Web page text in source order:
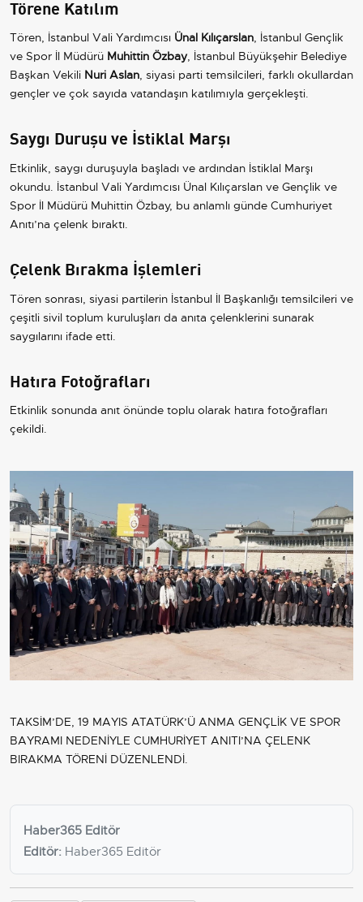
Törene Katılım
Tören, İstanbul Vali Yardımcısı Ünal Kılıçarslan, İstanbul Gençlik
ve Spor İl Müdürü Muhittin Özbay, İstanbul Büyükşehir Belediye
Başkan Vekili Nuri Aslan, siyasi parti temsilcileri, farklı okullardan
gençler ve çok sayıda vatandaşın katılımıyla gerçekleşti.
Saygı Duruşu ve İstiklal Marşı
Etkinlik, saygı duruşuyla başladı ve ardından İstiklal Marşı
okundu. İstanbul Vali Yardımcısı Ünal Kılıçarslan ve Gençlik ve
Spor İl Müdürü Muhittin Özbay, bu anlamlı günde Cumhuriyet
Anıtı’na çelenk bıraktı.
Çelenk Bırakma İşlemleri
Tören sonrası, siyasi partilerin İstanbul İl Başkanlığı temsilcileri ve
çeşitli sivil toplum kuruluşları da anıta çelenklerini sunarak
saygılarını ifade etti.
Hatıra Fotoğrafları
Etkinlik sonunda anıt önünde toplu olarak hatıra fotoğrafları
çekildi.
TAKSİM’DE, 19 MAYIS ATATÜRK’Ü ANMA GENÇLİK VE SPOR
BAYRAMI NEDENİYLE CUMHURİYET ANITI’NA ÇELENK
BIRAKMA TÖRENİ DÜZENLENDİ.
Haber365 Editör
Editör: Haber365 Editör